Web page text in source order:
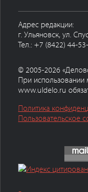
Адрес редакции:
г. Ульяновск, ул.
Тел.: +7 (8422) 44-
© 2005-2026
При использовании
www.uldelo.ru
Политика
Пользовательское